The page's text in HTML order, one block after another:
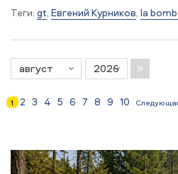
Теги: gt, Евгений Курников, la
1 2 3 4 5 6 7 8 9 10